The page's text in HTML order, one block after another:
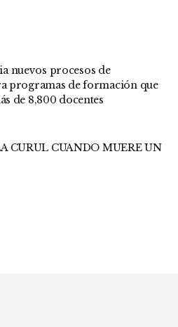
nuevos procesos de
programas de formación que
de 8,800 docentes
CURUL CUANDO MUERE UN